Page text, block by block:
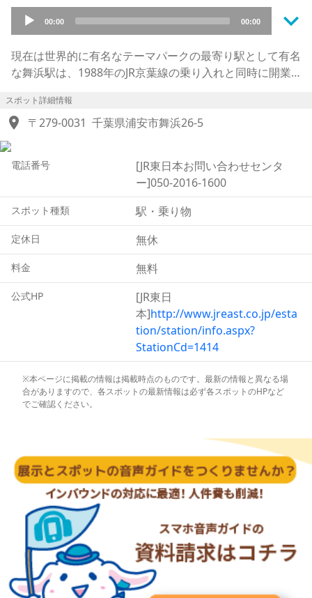
Audio
Player
00:00 00:00 keyboard_arrow_down
現在は世界的に有名なテーマパークの最寄り駅として有名
な舞浜駅は、1988年のJR京葉線の乗り入れと同時に開業
当初計画段階では「西浦安」という名称になる予定でした
が、浦安市民による公募、そして舞浜地区の埋立を担っ
リダ州マイアミ・ビーチにちなんで「舞浜」と名付けられ
周辺では商業施設、宿泊施設が連なり、テーマパーク直通
のリゾートラインとも接続するリゾート地としての一面を
楽しむことができ、少し離れた場所では明治時代に建設さ
れたまま現存（げんそん）している歴史ある建造物ととも
に、昔ながらの静かなひと時を過ごすこともできます。
また、駅構内のテーマパークのアニバーサリーやイベント
毎によって変化する、バラエティに富んだ電車の発着メロ
スポット詳細情報
location_on 〒279-0031 千葉県浦安市舞浜26-5
電話番号
[JR東日本お問い合わせセンタ
ー]050-2016-1600
スポット種類 駅・乗り物
定休日 無休
料金 無料
公式HP
[JR東日
本]http://www.jreast.co.jp/esta
tion/station/info.aspx?
StationCd=1414
※本ページに掲載の情報は掲載時点のものです。最新の情報と異なる場
合がありますので、各スポットの最新情報は必ず各スポットのHPなど
でご確認ください。